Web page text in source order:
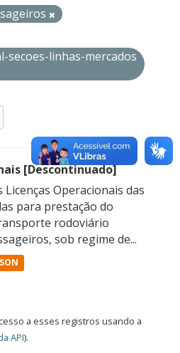
secoes-linhas-mercados
[Descontinuado]
Operacionais das
para prestação do
rodoviário
sob regime de...
a esses registros usando a
API).